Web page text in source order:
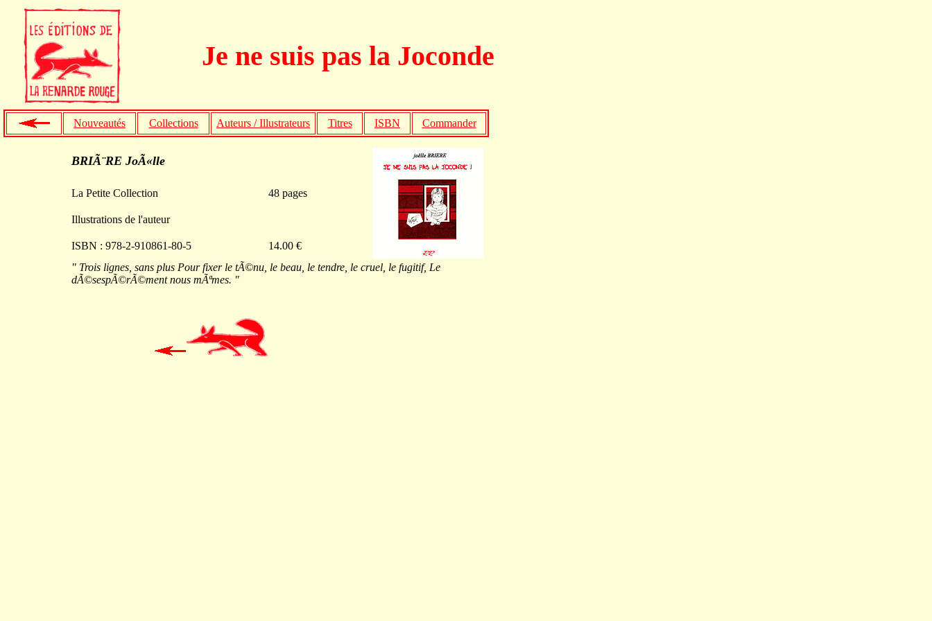
Je ne suis pas la Joconde
Nouveautés Collections Auteurs / Illustrateurs Titres ISBN Commander
BRIÃ¨RE JoÃ«lle
La Petite Collection 48 pages
Illustrations de l'auteur
ISBN : 978-2-910861-80-5
14.00 €
" Trois lignes, sans plus Pour fixer le tÃ©nu, le beau, le tendre, le cruel, le fugitif, Le
dÃ©sespÃ©rÃ©ment nous mÃªmes. "